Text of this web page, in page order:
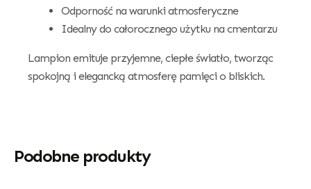
Odporność na warunki atmosferyczne
Idealny do całorocznego użytku na cmentarzu
Lampion emituje przyjemne, ciepłe światło, tworząc
spokojną i elegancką atmosferę pamięci o bliskich.
Podobne produkty